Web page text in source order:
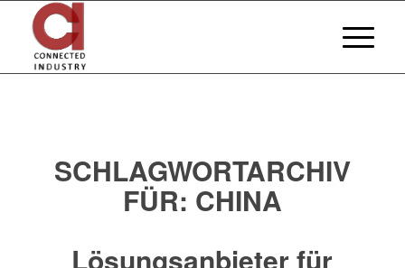
SCHLAGWORTARCHIV
FÜR: CHINA
Lösungsanbieter für